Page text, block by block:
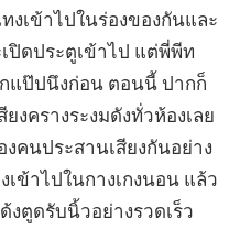
งเข้าไปในร่องของกันและ
ปิดประตูเข้าไป แต่พี่พีท
แป๊ปนึงก่อน ตอนนี้ ปากก็
งครางระงมดังทั่วห้องเลย
งคนประสานเสียงกันอย่าง
เข้าไปในกางเกงนอน แล้ว
ตูดรับนิ้วอย่างรวดเร็ว